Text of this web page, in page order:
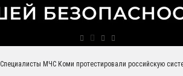
Специалисты МЧС Коми протестировали российскую